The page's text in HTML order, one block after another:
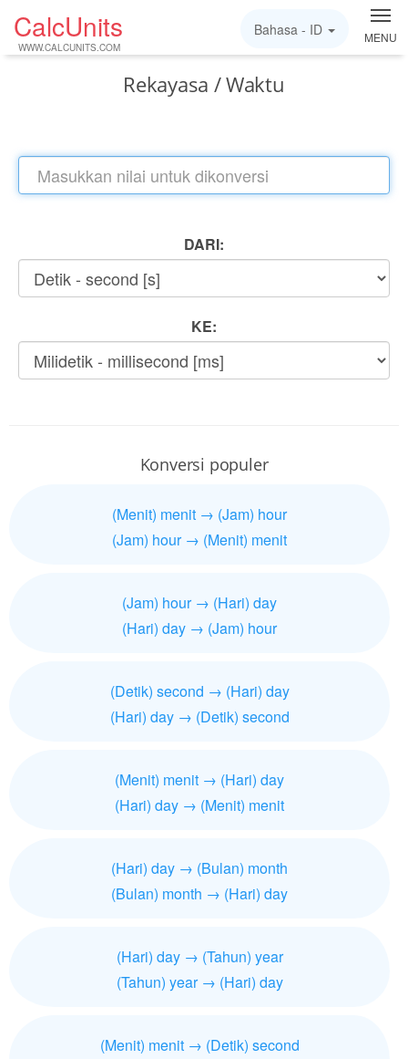
CalcUnits
WWW.CALCUNITS.COM
MENU
Bahasa - ID
Rekayasa / Waktu
DARI:
KE:
Konversi populer
(Menit) menit → (Jam) hour
(Jam) hour → (Menit) menit
(Jam) hour → (Hari) day
(Hari) day → (Jam) hour
(Detik) second → (Hari) day
(Hari) day → (Detik) second
(Menit) menit → (Hari) day
(Hari) day → (Menit) menit
(Hari) day → (Bulan) month
(Bulan) month → (Hari) day
(Hari) day → (Tahun) year
(Tahun) year → (Hari) day
(Menit) menit → (Detik) second